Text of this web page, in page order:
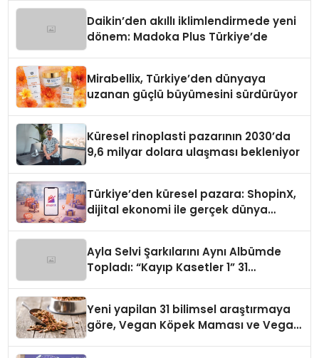
Daikin’den akıllı iklimlendirmede yeni
dönem: Madoka Plus Türkiye’de
Mirabellix, Türkiye’den dünyaya
uzanan güçlü büyümesini sürdürüyor
Küresel rinoplasti pazarının 2030’da
9,6 milyar dolara ulaşması bekleniyor
Türkiye’den küresel pazara: ShopinX,
dijital ekonomi ile gerçek dünya
Ayla Selvi Şarkılarını Aynı Albümde
Topladı: “Kayıp Kasetler 1” 31
Yeni yapilan 31 bilimsel araştırmaya
göre, Vegan Köpek Maması ve Vegan